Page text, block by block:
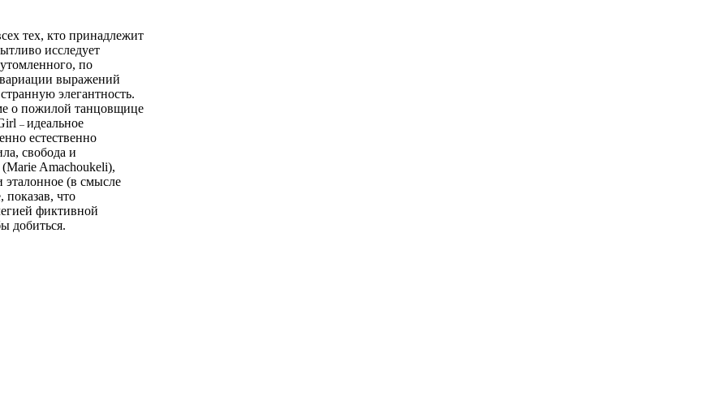
тех, кто принадлежит
исследует
по
выражений
элегантность.
о пожилой танцовщице
– идеальное
естественно
свобода и
Amachoukeli),
эталонное (в смысле
что
фиктивной
добиться.